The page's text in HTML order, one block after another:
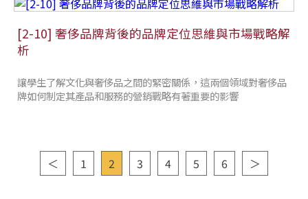
[2-10] 奢侈品牌背後的品牌定位思維與市場戰略解
析
讓學生了解文化與奢侈品之間的緊密關係，這兩個領域對奢侈品
牌如何制定其產品和服務的營銷戰略有著重要的影響
＜ 1 2 3 4 5 6 ＞